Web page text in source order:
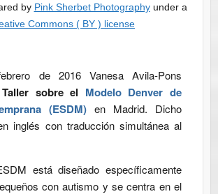
by Pink Sherbet Photographyunder a
Commons ( BY ) license
de 2016 Vanesa Avila-Pons
Taller sobre el Modelo Denver de
(ESDM)en Madrid. Dicho
inglés con traducción simultánea al
está diseñado específicamente
con autismo y se centra en el